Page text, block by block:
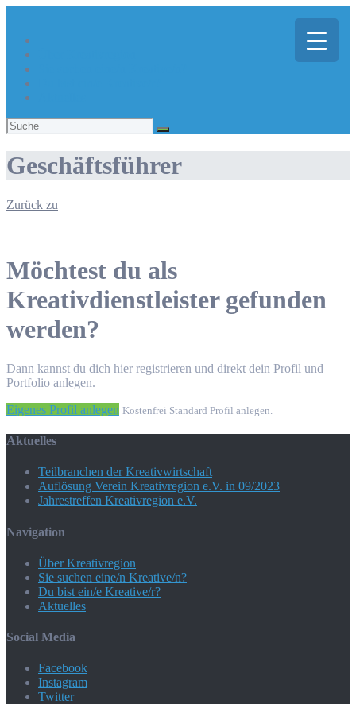
Suchen
nach:
Geschäftsführer
Zurück zu
Möchtest du als
Kreativdienstleister gefunden
werden?
Dann kannst du dich hier registrieren und direkt dein Profil und
Portfolio anlegen.
Eigenes Profil anlegen Kostenfrei Standard Profil anlegen.
Aktuelles
Teilbranchen der Kreativwirtschaft
Auflösung Verein Kreativregion e.V. in 09/2023
Jahrestreffen Kreativregion e.V.
Navigation
Über Kreativregion
Sie suchen eine/n Kreative/n?
Du bist ein/e Kreative/r?
Aktuelles
Social Media
Facebook
Instagram
Twitter